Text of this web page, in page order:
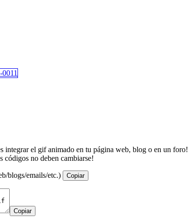
integrar el gif animado en tu página web, blog o en un foro!
códigos no deben cambiarse!
blogs/emails/etc.) Copiar
Copiar